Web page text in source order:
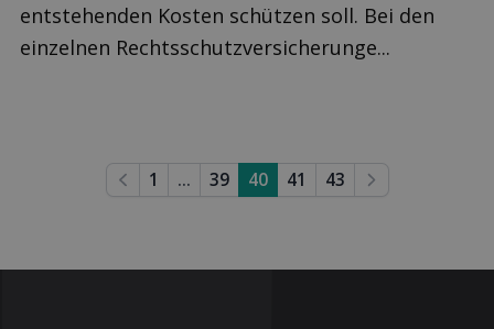
entstehenden Kosten schützen soll. Bei den
einzelnen Rechtsschutzversicherunge...
Previous
1 ... 39 40 41 43 Next